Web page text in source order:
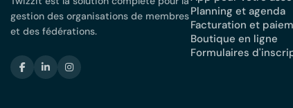
gestion des organisations de membres
et des fédérations.
Planning et agenda
Facturation et
Boutique en ligne
Formulaires